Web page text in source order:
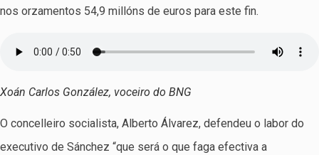
nos orzamentos 54,9 millóns de euros para este fin.
Xoán Carlos González, voceiro do BNG
O concelleiro socialista, Alberto Álvarez, defendeu o labor do
executivo de Sánchez “que será o que faga efectiva a